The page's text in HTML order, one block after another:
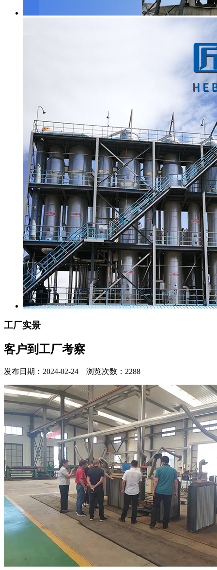
工厂实景
客户到工厂考察
发布日期：2024-02-24 浏览次数：2288